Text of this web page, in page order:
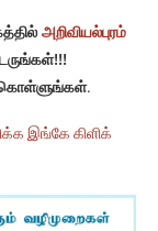
அறிவியல்புரம்
கொள்ளுங்கள்.
இங்கே கிளிக்